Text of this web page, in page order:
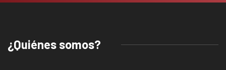
¿Quiénes somos?